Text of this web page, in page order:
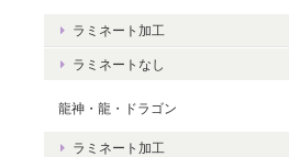
しますね。 この度は本当にどうもあり
無事にお手元に届
ラミネート加工
ラミネートなし
龍神・龍・ドラゴン
ラミネート加工